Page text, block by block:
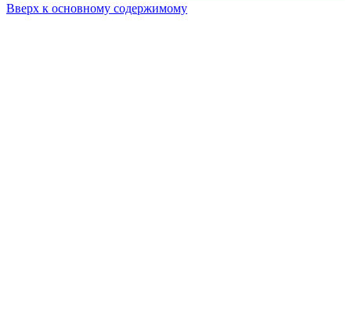
Вверх к основному содержимому